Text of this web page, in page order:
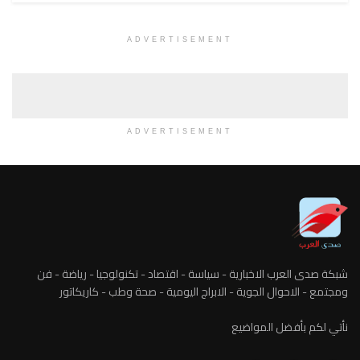
ADVERTISEMENT
ADVERTISEMENT
شبكة صدى العرب الاخبارية - سياسة - اقتصاد - تكنولوجيا - رياضة - فن
ومجتمع - الاحوال الجوية - الابراج اليومية - صحة وطب - كاريكاتور
نأتي لكم بأفضل المواضيع